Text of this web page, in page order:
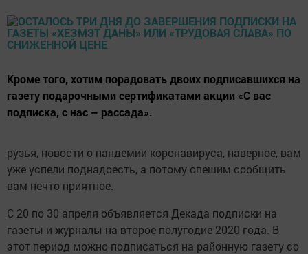
Кроме того, хотим порадовать двоих подписавшихся на
газету подарочными сертификатами акции «С вас
подписка, с нас – рассада».
рузья, новости о пандемии коронавируса, наверное, вам
уже успели поднадоесть, а потому спешим сообщить
вам нечто приятное.
С 20 по 30 апреля объявляется Декада подписки на
газеты и журналы на второе полугодие 2020 года. В
этот период можно подписаться на районную газету со